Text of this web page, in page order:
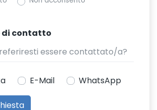
di contatto
E-Mail WhatsApp